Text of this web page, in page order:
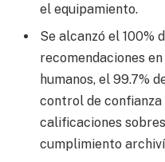
el equipamiento.
Se alcanzó el 100%
recomendaciones
humanos, el 99.7%
control de
calificaciones
cumplimiento